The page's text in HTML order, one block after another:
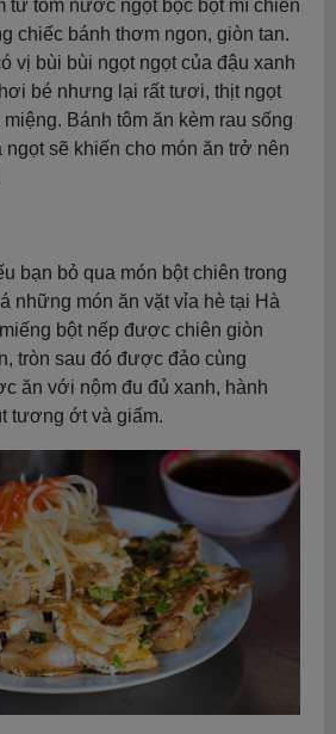
từ tôm nước ngọt bọc bột mì chiên
chiếc bánh thơm ngon, giòn tan.
vị bùi bùi ngọt ngọt của đậu xanh
bé nhưng lại rất tươi, thịt ngọt
Bánh tôm ăn kèm rau sống
sẽ khiến cho món ăn trở nên
bạn bỏ qua món bột chiên trong
những món ăn vặt vỉa hè tại Hà
bột nếp được chiên giòn
tròn sau đó được đảo cùng
ăn với nộm đu đủ xanh, hành
tương ớt và giấm.